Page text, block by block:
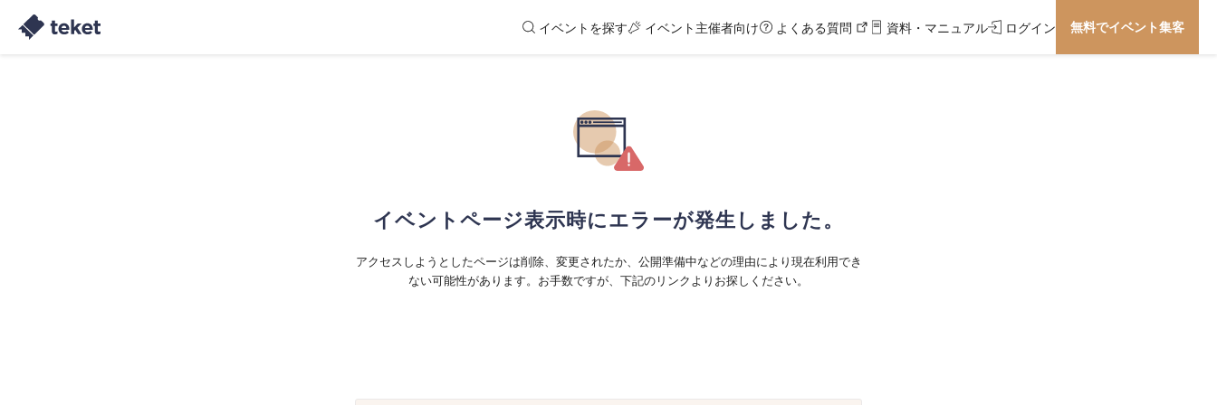
イベントを探す イベント主催者向け よくある質問 資料・マニュアル ログイン 無料でイベント集客
イベントページ表示時にエラーが発生しました。
アクセスしようとしたページは削除、変更されたか、公開準備中などの理由により現在利用でき
ない可能性があります。お手数ですが、下記のリンクよりお探しください。